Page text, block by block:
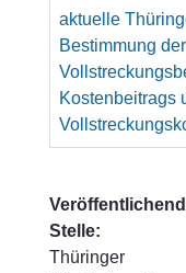
aktuelle
Bestimmung der
Kostenbeitrags
Stelle:
Thüringer